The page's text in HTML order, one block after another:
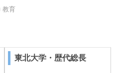
教育
東北大学・歴代総長